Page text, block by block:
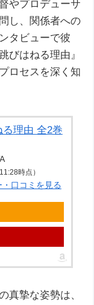
やプロデューサ
し、関係者への
タビューで彼
びはねる理由』
ロセスを深く知
理由 全2巻
時点）
口コミを見る
真摯な姿勢は、